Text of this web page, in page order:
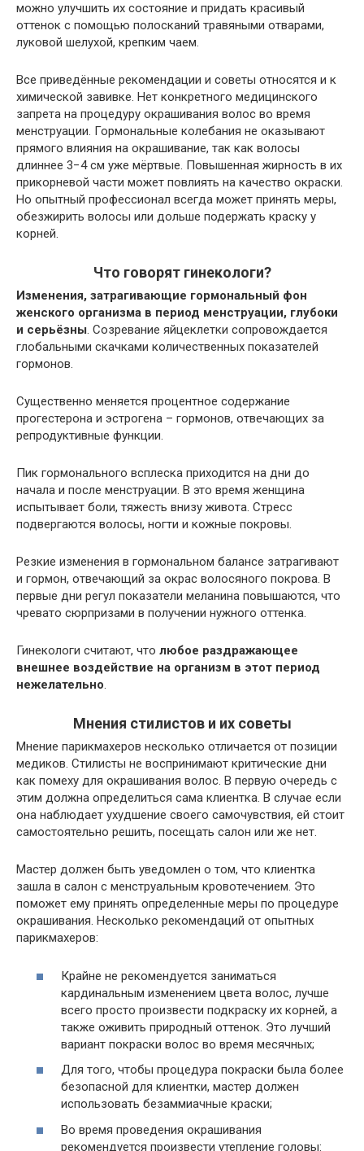
можно улучшить их состояние и придать красивый
оттенок с помощью полосканий травяными отварами,
луковой шелухой, крепким чаем.
Все приведённые рекомендации и советы относятся и к
химической завивке. Нет конкретного медицинского
запрета на процедуру окрашивания волос во время
менструации. Гормональные колебания не оказывают
прямого влияния на окрашивание, так как волосы
длиннее 3−4 см уже мёртвые. Повышенная жирность в их
прикорневой части может повлиять на качество окраски.
Но опытный профессионал всегда может принять меры,
обезжирить волосы или дольше подержать краску у
корней.
Что говорят гинекологи?
Изменения, затрагивающие гормональный фон
женского организма в период менструации, глубоки
и серьёзны. Созревание яйцеклетки сопровождается
глобальными скачками количественных показателей
гормонов.
Существенно меняется процентное содержание
прогестерона и эстрогена – гормонов, отвечающих за
репродуктивные функции.
Пик гормонального всплеска приходится на дни до
начала и после менструации. В это время женщина
испытывает боли, тяжесть внизу живота. Стресс
подвергаются волосы, ногти и кожные покровы.
Резкие изменения в гормональном балансе затрагивают
и гормон, отвечающий за окрас волосяного покрова. В
первые дни регул показатели меланина повышаются, что
чревато сюрпризами в получении нужного оттенка.
Гинекологи считают, что любое раздражающее
внешнее воздействие на организм в этот период
нежелательно.
Мнения стилистов и их советы
Мнение парикмахеров несколько отличается от позиции
медиков. Стилисты не воспринимают критические дни
как помеху для окрашивания волос. В первую очередь с
этим должна определиться сама клиентка. В случае если
она наблюдает ухудшение своего самочувствия, ей стоит
самостоятельно решить, посещать салон или же нет.
Мастер должен быть уведомлен о том, что клиентка
зашла в салон с менструальным кровотечением. Это
поможет ему принять определенные меры по процедуре
окрашивания. Несколько рекомендаций от опытных
парикмахеров:
Крайне не рекомендуется заниматься
кардинальным изменением цвета волос, лучше
всего просто произвести подкраску их корней, а
также оживить природный оттенок. Это лучший
вариант покраски волос во время месячных;
Для того, чтобы процедура покраски была более
безопасной для клиентки, мастер должен
использовать безаммиачные краски;
Во время проведения окрашивания
рекомендуется произвести утепление головы: